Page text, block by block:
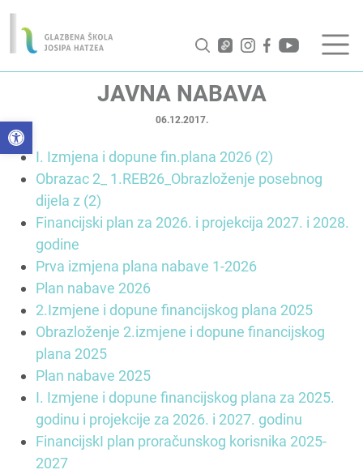
Open toolbar
JAVNA NABAVA
06.12.2017.
I. Izmjena i dopune fin.plana 2026 (2)
Obrazac 2_ 1.REB26_Obrazloženje posebnog
dijela z (2)
Financijski plan za 2026. i projekcija 2027. i 2028.
godine
Prva izmjena plana nabave 1-2026
Plan nabave 2026
2.Izmjene i dopune financijskog plana 2025
Obrazloženje 2.izmjene i dopune financijskog
plana 2025
Plan nabave 2025
I. Izmjene i dopune financijskog plana za 2025.
godinu i projekcije za 2026. i 2027. godinu
FinancijskI plan proračunskog korisnika 2025-
2027